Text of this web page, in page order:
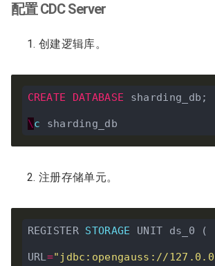
配置 CDC Server
创建逻辑库。
CREATE DATABASE sharding_db;
\c
注册存储单元。
REGISTER STORAGE UNIT ds_0 (
URL="jdbc:opengauss://